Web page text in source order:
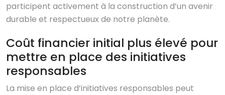
participent activement à la construction d’un avenir
durable et respectueux de notre planète.
Coût financier initial plus élevé pour
mettre en place des initiatives
responsables
La mise en place d’initiatives responsables peut